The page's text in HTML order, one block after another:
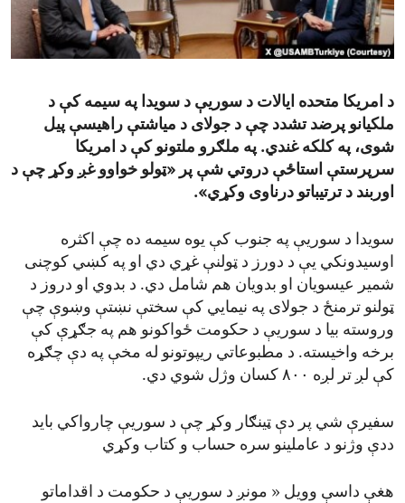
ENVIRONMENT AND HEALTH
IDEALS AND INSTITUTIONS
د امریکا متحده ایالات د سوریې د سویدا په سیمه کې د
ملکیانو پرضد تشدد چې د جولای د میاشتې راهیسې پیل
شوی، په کلکه غندي. په ملګرو ملتونو کې د امریکا
سرپرستې استاځې دروتي شې پر «ټولو خواوو غږ وکړ چې د
اوربند د ترتیباتو درناوی وکړي».
سویدا د سوریې په جنوب کې یوه سیمه ده چې اکثره
اوسیدونکي یې د دورز د ټولنې غړي دي او په کښي کوچنی
شمیر عیسویان او بدویان هم شامل دي. د بدوي او دروز د
ټولنو ترمنځ د جولای په نیمايي کې سختې نښتې وښوې چې
وروسته بیا د سوریې د حکومت ځواکونو هم په جګړې کې
برخه واخیسته. د مطبوعاتي ريپوتونو له مخې په دې چګړه
کې لږ تر لږه ۸۰۰ کسان وژل شوي دي.
سفیرې شي پر دې ټینګار وکړ چې د سوریې چارواکي باید
ددې وژنو د عاملینو سره حساب و کتاب وکړي
هغې داسې وویل « مونږ د سوریې د حکومت د اقداماتو